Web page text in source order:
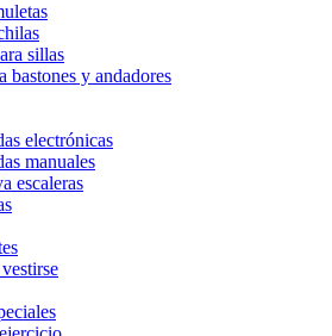
sillas
bastones y andadores
electrónicas
manuales
escaleras